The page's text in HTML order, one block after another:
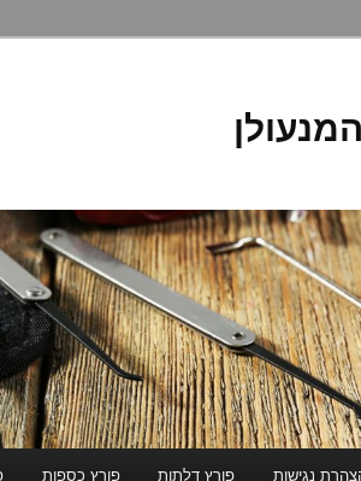
נגישות פורץ דלתות פורץ כספות